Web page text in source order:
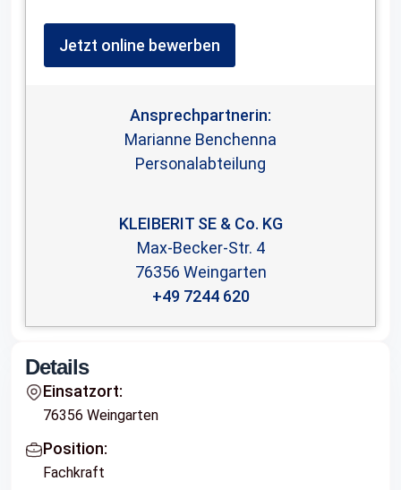
Jetzt online bewerben
Ansprechpartnerin:
Marianne Benchenna
Personalabteilung
KLEIBERIT SE & Co. KG
Max-Becker-Str. 4
76356 Weingarten
+49 7244 620
Details
Einsatzort:
76356 Weingarten
Position:
Fachkraft